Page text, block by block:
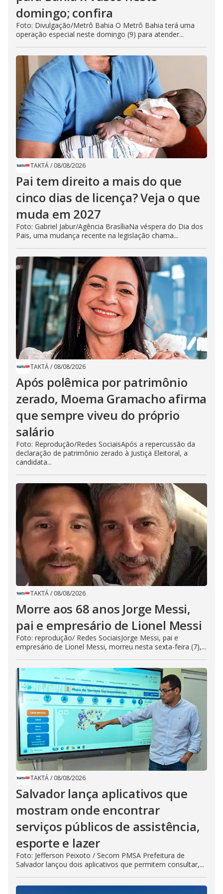
domingo; confira
Foto: Divulgação/Metrô Bahia O Metrô Bahia terá uma
operação especial neste domingo (9) para atender...
TAKTÁ/ 08/08/2026
Pai tem direito a mais do que
cinco dias de licença? Veja o que
muda em 2027
Foto: Gabriel Jabur/Agência BrasíliaNa véspera do Dia dos
Pais, uma mudança recente na legislação chama...
TAKTÁ/ 08/08/2026
Após polêmica por patrimônio
zerado, Moema Gramacho afirma
que sempre viveu do próprio
salário
Foto: Reprodução/Redes SociaisApós a repercussão da
declaração de patrimônio zerado à Justiça Eleitoral, a
candidata...
TAKTÁ/ 08/08/2026
Morre aos 68 anos Jorge Messi,
pai e empresário de Lionel Messi
Foto: reprodução/ Redes SociaisJorge Messi, pai e
empresário de Lionel Messi, morreu nesta sexta-feira (7),...
TAKTÁ/ 08/08/2026
Salvador lança aplicativos que
mostram onde encontrar
serviços públicos de assistência,
esporte e lazer
Foto: Jefferson Peixoto / Secom PMSA Prefeitura de
Salvador lançou dois aplicativos que permitem consultar,...